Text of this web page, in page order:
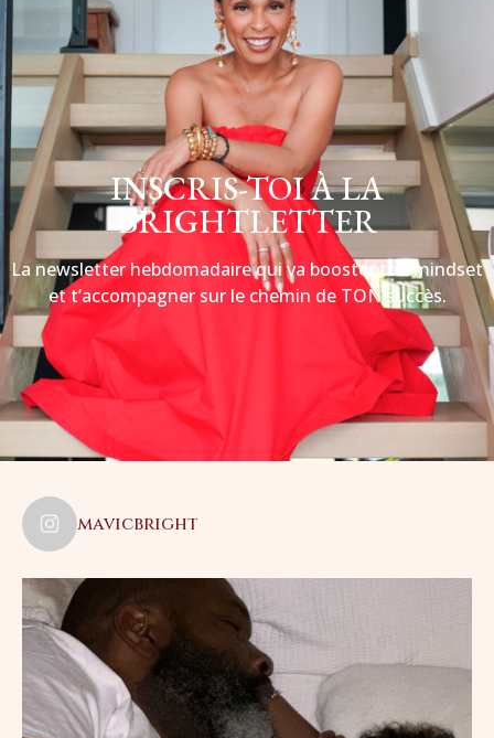
INSCRIS-TOI À LA
BRIGHTLETTER
La newsletter hebdomadaire qui va booster ton mindset
et t’accompagner sur le chemin de TON succès.
mavicbright